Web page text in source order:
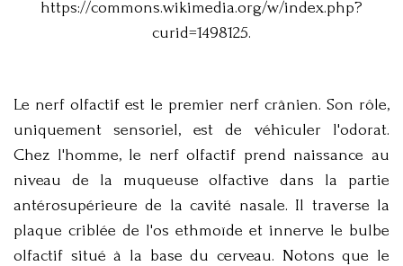
https://commons.wikimedia.org/w/index.php?
curid=1498125.
Le nerf olfactif est le premier nerf crânien. Son rôle,
uniquement sensoriel, est de véhiculer l'odorat.
Chez l'homme, le nerf olfactif prend naissance au
niveau de la muqueuse olfactive dans la partie
antérosupérieure de la cavité nasale. Il traverse la
plaque criblée de l'os ethmoïde et innerve le bulbe
olfactif situé à la base du cerveau. Notons que le